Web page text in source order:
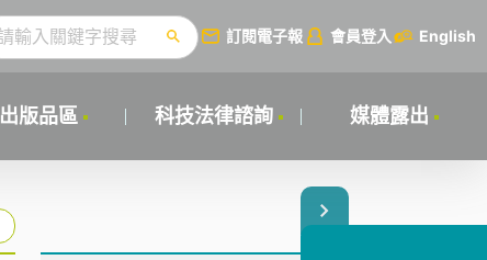
訂閱電子報 會員登入 English
出版品區 科技法律諮詢 媒體露出